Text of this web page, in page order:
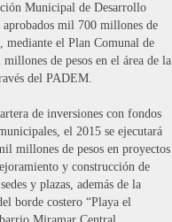
Municipal de Desarrollo
mil 700 millones de
mediante el Plan Comunal de
de pesos en el área de la
del PADEM.
de inversiones con fondos
el 2015 se ejecutará
millones de pesos en proyectos
y construcción de
y plazas, además de la
borde costero “Playa el